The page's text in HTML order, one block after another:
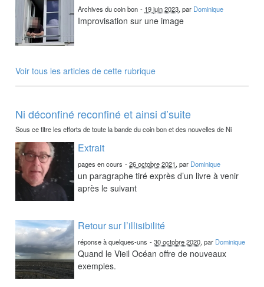
Archives du coin bon - 19 juin 2023, par Dominique
Improvisation sur une image
Voir tous les articles de cette rubrique
Ni déconfiné reconfiné et ainsi d’suite
Sous ce titre les efforts de toute la bande du coin bon et des nouvelles de Ni
Extrait
pages en cours -26 octobre 2021, par Dominique
un paragraphe tiré exprès d’un livre à venir
après le suivant
Retour sur l’illisibilité
réponse à quelques-uns -30 octobre 2020, par Dominique
Quand le Vieil Océan offre de nouveaux
exemples.